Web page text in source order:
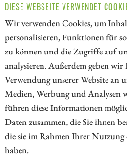
DIESE WEBSEITE VERWENDET
Wir verwenden Cookies, um
personalisieren, Funktionen für
zu können und die Zugriffe auf
analysieren. Außerdem geben
Verwendung unserer Website an
Medien, Werbung und Analysen
führen diese Informationen
Daten zusammen, die Sie ihnen
die sie im Rahmen Ihrer Nutzung
haben.
dynamische Projektentwickler
Waagschale, um Rohstoffe für
ZUM KOMMENTAR
// kapitalerhoehungen.de - © 2026 -
Investoren und Unternehmen rund um
und Unternehmensfinanzierung